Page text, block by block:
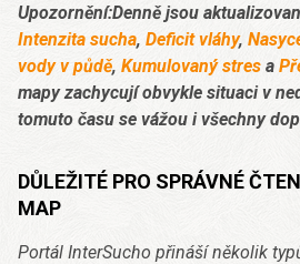
Upozornění:Denně jsou
Intenzita sucha, Deficit vláhy,
vody v půdě, Kumulovaný stres a
mapy zachycují obvykle situaci v
tomuto času se vážou i všechny
DŮLEŽITÉ PRO SPRÁVNÉ
MAP
Portál InterSucho přináší několik